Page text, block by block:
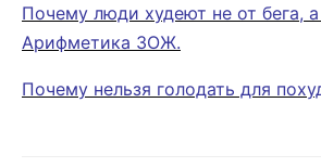
Почему люди худеют не от бега,
Арифметика ЗОЖ.
Почему нельзя голодать для